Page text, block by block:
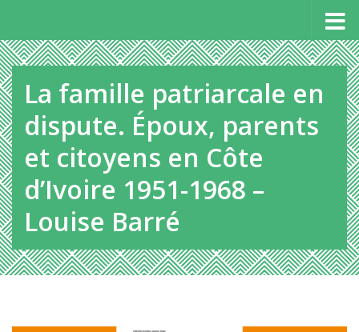
La famille patriarcale en
dispute. Époux, parents
et citoyens en Côte
d’Ivoire 1951-1968 –
Louise Barré